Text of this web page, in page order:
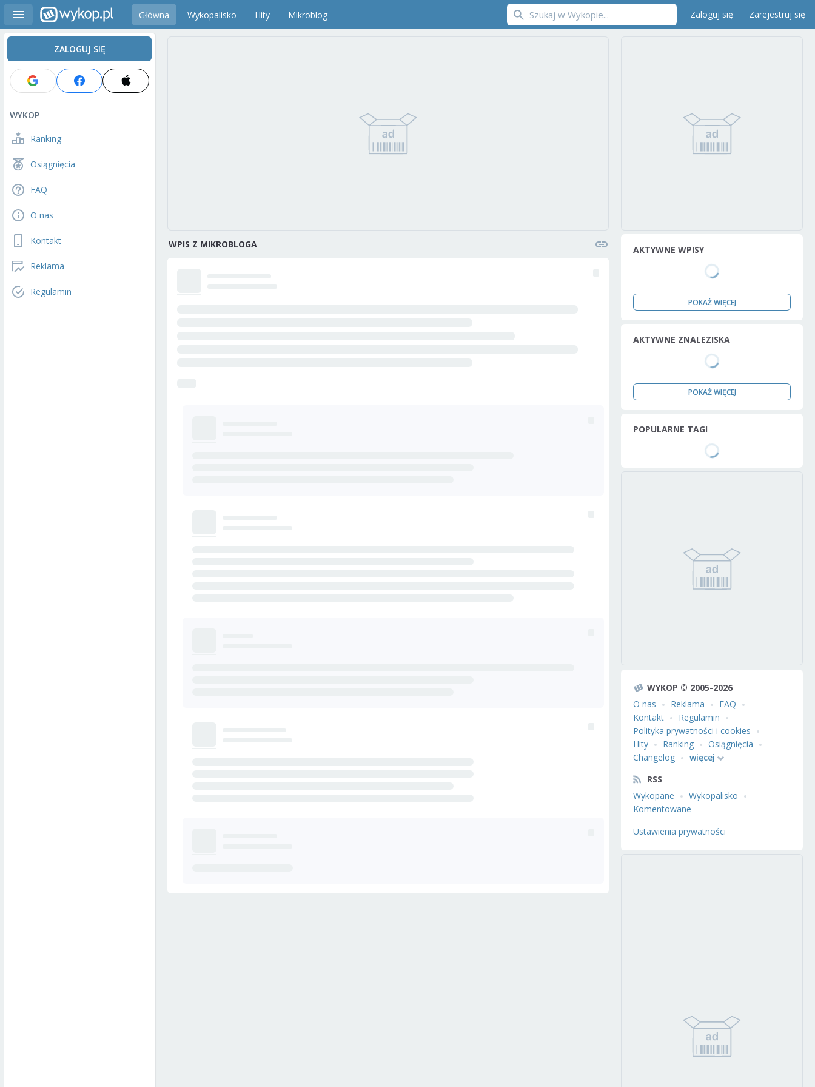
Główna Wykopalisko Hity Mikroblog Zaloguj się Zarejestruj się
ZALOGUJ SIĘ
WYKOP
Ranking
Osiągnięcia
FAQ
O nas
Kontakt
Reklama
Regulamin
WPIS Z MIKROBLOGA AKTYWNE WPISY
POKAŻ WIĘCEJ
AKTYWNE ZNALEZISKA
POKAŻ WIĘCEJ
POPULARNE TAGI
WYKOP © 2005-2026
O nas
Reklama
FAQ
Kontakt
Regulamin
Polityka prywatności i cookies
Hity
Ranking
Osiągnięcia
Changelog
więcej
RSS
Wykopane
Wykopalisko
Komentowane
Ustawienia prywatności